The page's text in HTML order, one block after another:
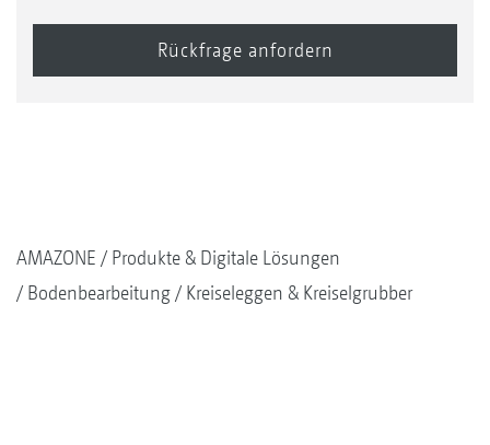
AMAZONE
Produkte & Digitale Lösungen
Bodenbearbeitung
Kreiseleggen & Kreiselgrubber